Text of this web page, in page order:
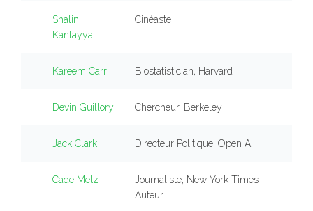
Shalini
Kantayya
Cinéaste
Kareem Carr Biostatistician, Harvard
Devin Guillory Chercheur, Berkeley
Jack Clark Directeur Politique, Open AI
Cade Metz
Journaliste, New York Times
Auteur